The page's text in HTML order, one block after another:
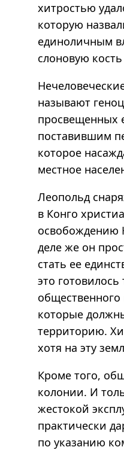
хитростью
которую
единоличным
слоновую
называют
просвещенных
поставившим
которое
местное
Леопольд
в Конго
освобождению
деле же он
стать ее
это
которые
территорию.
хотя на эту
Кроме того,
колонии. И
жестокой
практически
по указанию